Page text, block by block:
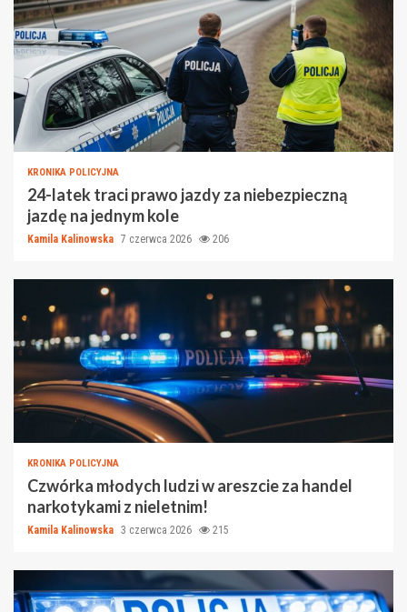
KRONIKA POLICYJNA
24-latek traci prawo jazdy za niebezpieczną
jazdę na jednym kole
Kamila Kalinowska 7 czerwca 2026 206
KRONIKA POLICYJNA
Czwórka młodych ludzi w areszcie za handel
narkotykami z nieletnim!
Kamila Kalinowska 3 czerwca 2026 215